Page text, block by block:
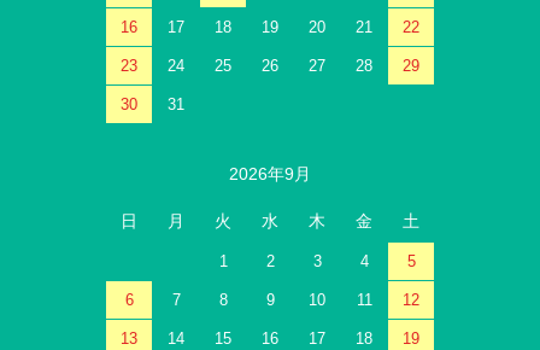
16 17 18 19 20 21 22
23 24 25 26 27 28 29
30 31
2026年9月
日 月 火 水 木 金 土
1 2 3 4 5
6 7 8 9 10 11 12
13 14 15 16 17 18 19